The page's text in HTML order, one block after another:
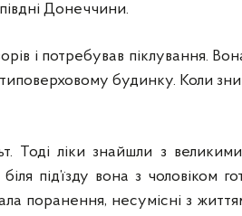
Донеччини.
і потребував піклування.
будинку. Коли
Тоді ліки знайшли з
під’їзду вона з чоловіком
поранення, несумісні з